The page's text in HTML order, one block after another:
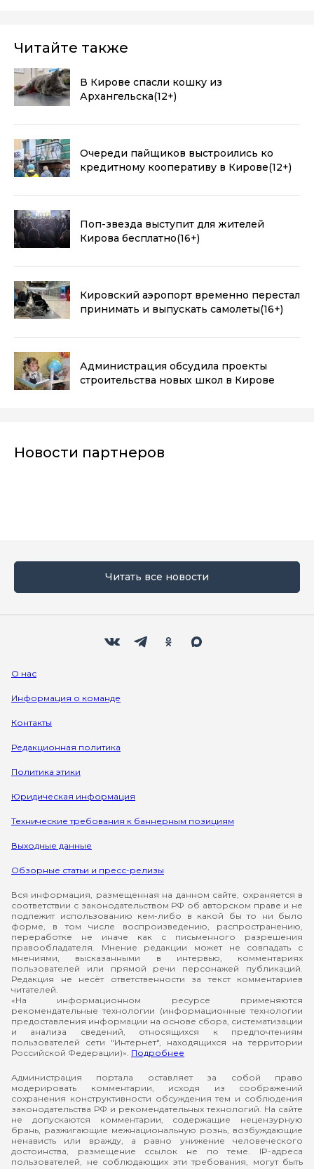
Читайте также
В Кирове спасли кошку из
Архангельска(12+)
Очереди пайщиков выстроились ко
кредитному кооперативу в Кирове(12+)
Поп-звезда выступит для жителей
Кирова бесплатно(16+)
Кировский аэропорт временно перестал
принимать и выпускать самолеты(16+)
Администрация обсудила проекты
строительства новых школ в Кирове
Новости партнеров
Читать все новости
О нас
Информация о команде
Контакты
Редакционная политика
Политика этики
Юридическая информация
Технические требования к баннерным позициям
Выходные данные
Обзорные статьи и пресс-релизы
Вся информация, размещенная на данном сайте, охраняется в
соответствии с законодательством РФ об авторском праве и не
подлежит использованию кем-либо в какой бы то ни было
форме, в том числе воспроизведению, распространению,
переработке не иначе как с письменного разрешения
правообладателя. Мнение редакции может не совпадать с
мнениями, высказанными в интервью, комментариях
пользователей или прямой речи персонажей публикаций.
Редакция не несёт ответственности за текст комментариев
читателей.
«На информационном ресурсе применяются
рекомендательные технологии (информационные технологии
предоставления информации на основе сбора, систематизации
и анализа сведений, относящихся к предпочтениям
пользователей сети "Интернет", находящихся на территории
Российской Федерации)». Подробнее
Администрация портала оставляет за собой право
модерировать комментарии, исходя из соображений
сохранения конструктивности обсуждения тем и соблюдения
законодательства РФ и рекомендательных технологий. На сайте
не допускаются комментарии, содержащие нецензурную
брань, разжигающие межнациональную рознь, возбуждающие
ненависть или вражду, а равно унижение человеческого
достоинства, размещение ссылок не по теме. IP-адреса
пользователей, не соблюдающих эти требования, могут быть